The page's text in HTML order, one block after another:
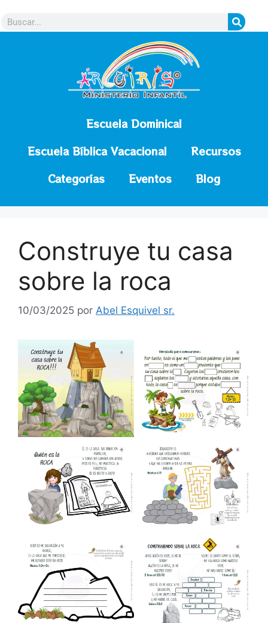
Escuela Dominical
Escuela Bíblica Vacacional
Recursos
Categorías
Eventos Blog
Construye tu casa
sobre la roca
10/03/2025 por Abel Esquivel sr.